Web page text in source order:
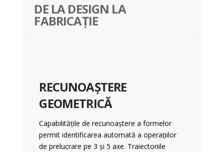
DE LA DESIGN LA
FABRICAȚIE
RECUNOAȘTERE
GEOMETRICĂ
Capabilitățile de recunoaștere a formelor
permit identificarea automată a operațiilor
de prelucrare pe 3 și 5 axe. Traiectoriile